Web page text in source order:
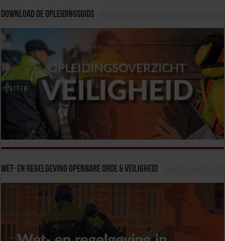
Download de opleidingsgids
Wet- en Regelgeving Openbare Orde & Veiligheid